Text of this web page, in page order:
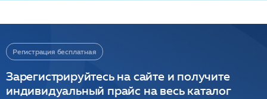
Регистрация бесплатная
Зарегистрируйтесь на сайте и получите
индивидуальный прайс на весь каталог